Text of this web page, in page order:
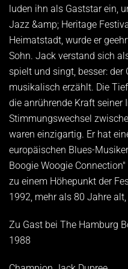
luden ihn als Gaststar ein,
Jazz &amp; Heritage
Heimatstadt, wurde er
Sohn. Jack verstand sich
spielt und singt, besser: der
musikalisch erzählt. Die
die anrührende Kraft seiner
Stimmungswechsel
waren einzigartig. Er hat
europäischen Blues-
Boogie Woogie
zu einem Höhepunkt der
1992, mehr als 80 Jahre
Zu Gast bei The Hamburg
1988